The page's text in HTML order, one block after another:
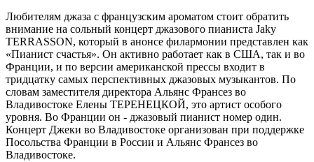
Любителям джаза с французским ароматом стоит обратить
внимание на сольный концерт джазового пианиста Jaky
TERRASSON, который в анонсе филармонии представлен как
«Пианист счастья». Он активно работает как в США, так и во
Франции, и по версии американской прессы входит в
тридцатку самых перспективных джазовых музыкантов. По
словам заместителя директора Альянс Франсез во
Владивостоке Елены ТЕРЕНЕЦКОЙ, это артист особого
уровня. Во Франции он - джазовый пианист номер один.
Концерт Джеки во Владивостоке организован при поддержке
Посольства Франции в России и Альянс Франсез во
Владивостоке.